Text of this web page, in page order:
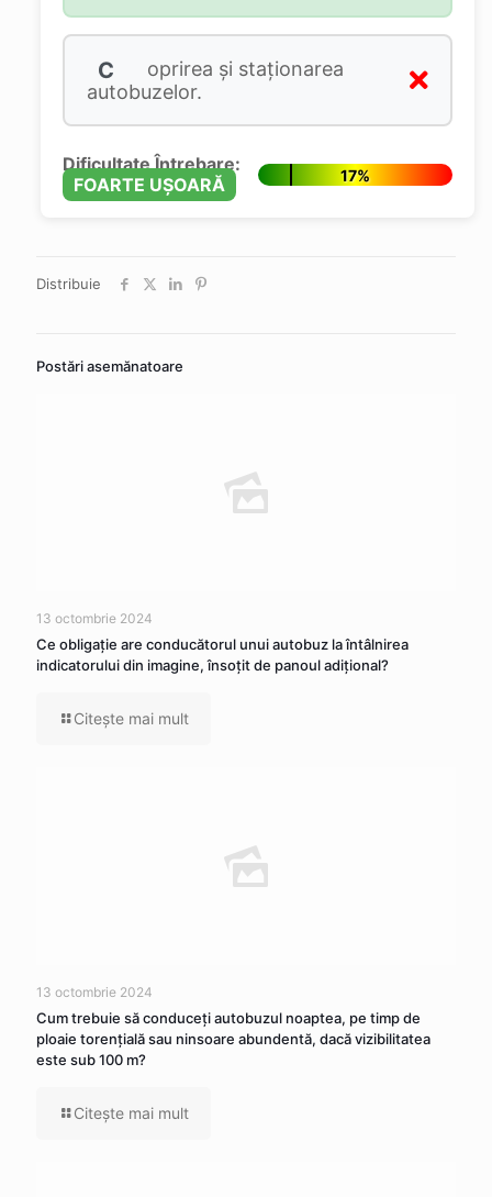
C
oprirea şi staţionarea
autobuzelor.
Dificultate Întrebare:
FOARTE UȘOARĂ
17%
Distribuie
Postări asemănatoare
13 octombrie 2024
Ce obligaţie are conducătorul unui autobuz la întâlnirea
indicatorului din imagine, însoţit de panoul adiţional?
Citeşte mai mult
13 octombrie 2024
Cum trebuie să conduceţi autobuzul noaptea, pe timp de
ploaie torenţială sau ninsoare abundentă, dacă vizibilitatea
este sub 100 m?
Citeşte mai mult